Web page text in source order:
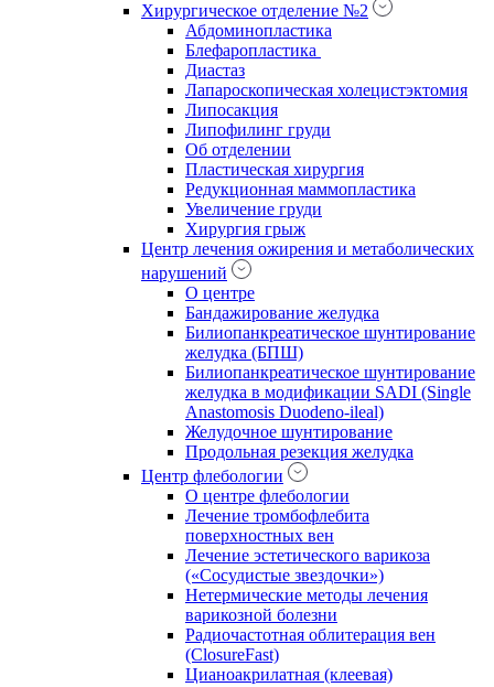
Хирургическое отделение №2
Абдоминопластика
Блефаропластика
Диастаз
Лапароскопическая холецистэктомия
Липосакция
Липофилинг груди
Об отделении
Пластическая хирургия
Редукционная маммопластика
Увеличение груди
Хирургия грыж
Центр лечения ожирения и метаболических
нарушений
О центре
Бандажирование желудка
Билиопанкреатическое шунтирование
желудка (БПШ)
Билиопанкреатическое шунтирование
желудка в модификации SADI (Single
Anastomosis Duodeno-ileal)
Желудочное шунтирование
Продольная резекция желудка
Центр флебологии
О центре флебологии
Лечение тромбофлебита
поверхностных вен
Лечение эстетического варикоза
(«Сосудистые звездочки»)
Нетермические методы лечения
варикозной болезни
Радиочастотная облитерация вен
(ClosureFast)
Цианоакрилатная (клеевая)